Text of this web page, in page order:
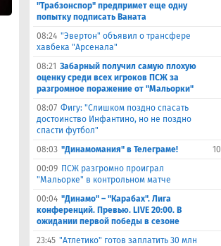
"Трабзонспор" предпримет еще одну
попытку подписать Ваната
08:24 "Эвертон" объявил о трансфере
хавбека "Арсенала"
08:21 Забарный получил самую плохую
оценку среди всех игроков ПСЖ за
разгромное поражение от "Мальорки"
08:07 Фигу: "Слишком поздно спасать
достоинство Инфантино, но не поздно
спасти футбол"
08:03 "Динамомания" в Телеграме!
10
00:09 ПСЖ разгромно проиграл
"Мальорке" в контрольном матче
00:04 "Динамо" – "Карабах". Лига
конференций. Превью. LIVE 20:00. В
ожидании первой победы в сезоне
23:45 "Атлетико" готов заплатить 30 млн